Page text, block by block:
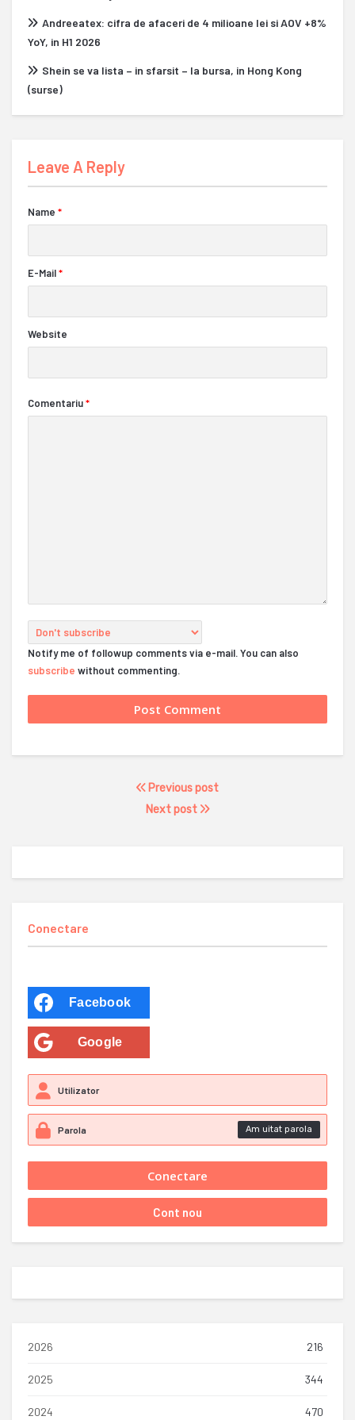
Andreeatex: cifra de afaceri de 4 milioane lei si AOV +8%
YoY, in H1 2026
Shein se va lista – in sfarsit – la bursa, in Hong Kong
(surse)
Leave A Reply
Name *
E-Mail*
Website
Comentariu*
Notify me of followup comments via e-mail. You can also
subscribe without commenting.
Previous post
Next post
Conectare
Facebook
Google
Am uitat parola
2026 216
2025 344
2024 470